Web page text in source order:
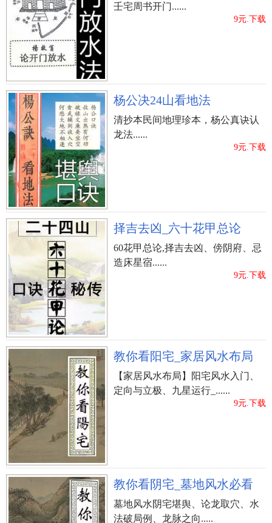
壬宅周书开门......
9元.下载
杨公决24山看地法
清抄本民间地理珍本，杨公真诀认
龙法......
9元.下载
择吉去凶_六十花甲总论
60花甲总论,择吉去凶、傍阴府、忌
造床星宿......
9元.下载
教你看阳宅_家居风水布局
【家居风水布局】阳宅风水入门、
定向与立极、九星运行_......
9元.下载
教你看阴宅_墓地风水必看
墓地风水阴宅堪舆、论龙取穴、水
法破局例、龙脉之向.....